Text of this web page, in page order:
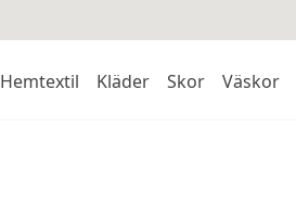
Hemtextil Kläder Skor Väskor